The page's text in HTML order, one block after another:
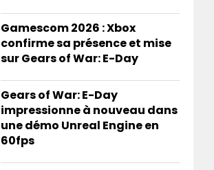
Gamescom 2026 : Xbox
confirme sa présence et mise
sur Gears of War: E-Day
Gears of War: E-Day
impressionne à nouveau dans
une démo Unreal Engine en
60fps